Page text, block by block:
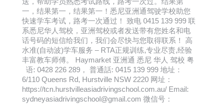
一，结果第一，结果第一！悉尼亚洲通驾驶学校助您
快速学车考试，路考一次通过！ 致电 0415 139 999 联
系悉尼华人驾校，亚洲驾校或者发送带有您姓名和电
话号码的短信给我们，我们会尽快与您取得联系！ 高
水准(自动波)学车服务 – RTA正规训练,专业尽责,经验
丰富教车师傅。 Haymarket 亚洲通 悉尼 华人 驾校 粤
语: 0428 226 289， 普通話: 0415 139 999 地址：
6/110 Queens Rd, Hurstville NSW 2220 网址：
https://tcn.hurstvilleasiadrivingschool.com.au/ Email:
sydneyasiadrivingschool@gmail.com 微信号：